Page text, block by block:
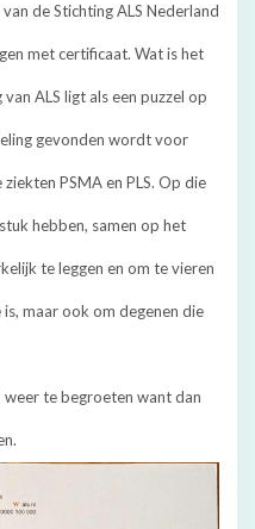
de Stichting ALS Nederland
met certificaat. Wat is het
ALS ligt als een puzzel op
gevonden wordt voor
PSMA en PLS. Op die
hebben, samen op het
te leggen en om te vieren
maar ook om degenen die
te begroeten want dan